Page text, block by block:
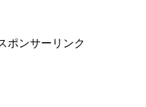
ポンサーリンク